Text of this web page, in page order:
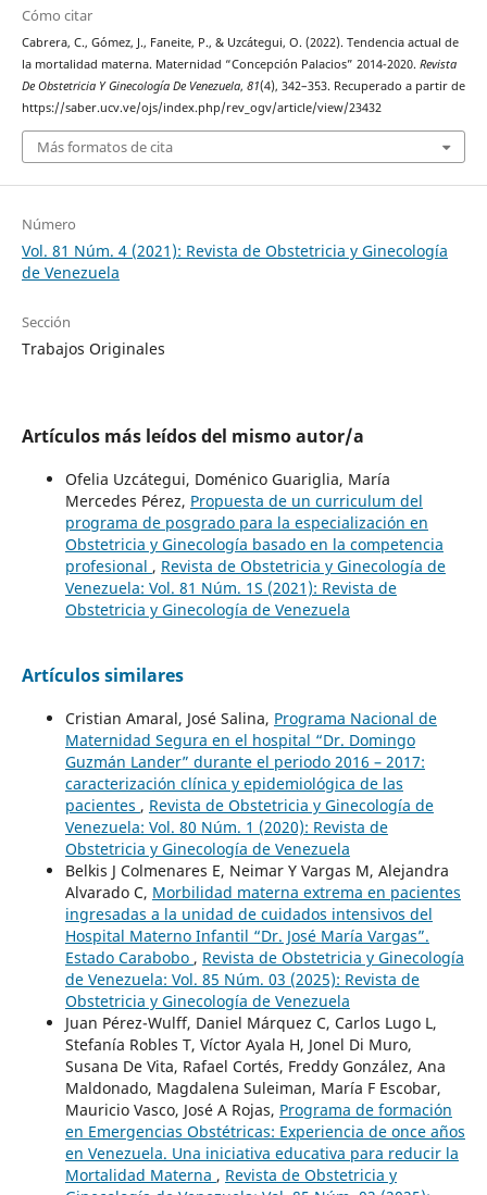
Cómo citar
Cabrera, C., Gómez, J., Faneite, P., & Uzcátegui, O. (2022). Tendencia actual de
la mortalidad materna. Maternidad “Concepción Palacios” 2014-2020. Revista
De Obstetricia Y Ginecología De Venezuela, 81(4), 342–353. Recuperado a partir de
https://saber.ucv.ve/ojs/index.php/rev_ogv/article/view/23432
Más formatos de cita
Número
Vol. 81 Núm. 4 (2021): Revista de Obstetricia y Ginecología
de Venezuela
Sección
Trabajos Originales
Artículos más leídos del mismo autor/a
Ofelia Uzcátegui, Doménico Guariglia, María
Mercedes Pérez, Propuesta de un curriculum del
programa de posgrado para la especialización en
Obstetricia y Ginecología basado en la competencia
profesional , Revista de Obstetricia y Ginecología de
Venezuela: Vol. 81 Núm. 1S (2021): Revista de
Obstetricia y Ginecología de Venezuela
Artículos similares
Cristian Amaral, José Salina, Programa Nacional de
Maternidad Segura en el hospital “Dr. Domingo
Guzmán Lander” durante el periodo 2016 – 2017:
caracterización clínica y epidemiológica de las
pacientes , Revista de Obstetricia y Ginecología de
Venezuela: Vol. 80 Núm. 1 (2020): Revista de
Obstetricia y Ginecología de Venezuela
Belkis J Colmenares E, Neimar Y Vargas M, Alejandra
Alvarado C, Morbilidad materna extrema en pacientes
ingresadas a la unidad de cuidados intensivos del
Hospital Materno Infantil “Dr. José María Vargas”.
Estado Carabobo , Revista de Obstetricia y Ginecología
de Venezuela: Vol. 85 Núm. 03 (2025): Revista de
Obstetricia y Ginecología de Venezuela
Juan Pérez-Wulff, Daniel Márquez C, Carlos Lugo L,
Stefanía Robles T, Víctor Ayala H, Jonel Di Muro,
Susana De Vita, Rafael Cortés, Freddy González, Ana
Maldonado, Magdalena Suleiman, María F Escobar,
Mauricio Vasco, José A Rojas, Programa de formación
en Emergencias Obstétricas: Experiencia de once años
en Venezuela. Una iniciativa educativa para reducir la
Mortalidad Materna , Revista de Obstetricia y